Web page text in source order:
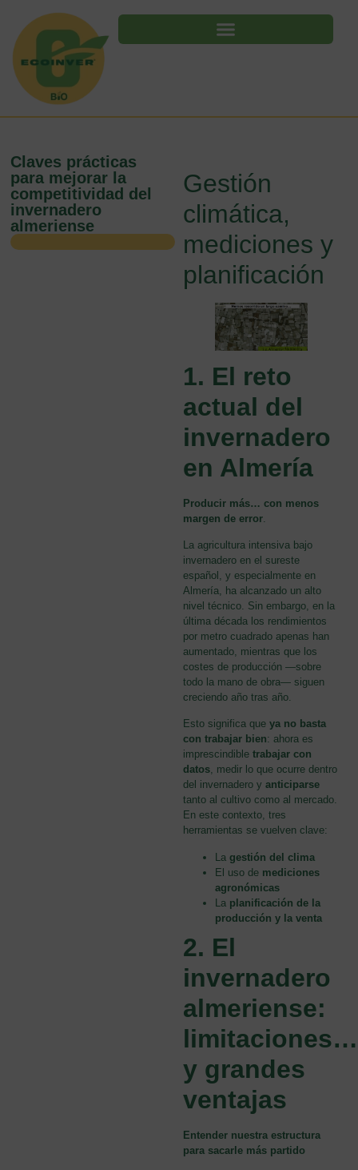
Claves prácticas
para mejorar la
competitividad del
invernadero
almeriense
Gestión
climática,
mediciones y
planificación
1. El reto
actual del
invernadero
en Almería
Producir más… con menos
margen de error.
La agricultura intensiva bajo
invernadero en el sureste
español, y especialmente en
Almería, ha alcanzado un alto
nivel técnico. Sin embargo, en la
última década los rendimientos
por metro cuadrado apenas han
aumentado, mientras que los
costes de producción —sobre
todo la mano de obra— siguen
creciendo año tras año.
Esto significa que ya no basta
con trabajar bien: ahora es
imprescindible trabajar con
datos, medir lo que ocurre dentro
del invernadero y anticiparse
tanto al cultivo como al mercado.
En este contexto, tres
herramientas se vuelven clave:
La gestión del clima
El uso de mediciones
agronómicas
La planificación de la
producción y la venta
2. El
invernadero
almeriense:
limitaciones…
y grandes
ventajas
Entender nuestra estructura
para sacarle más partido